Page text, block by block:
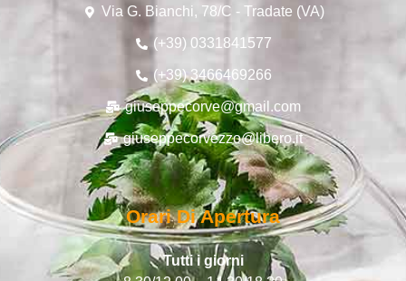
Via G. Bianchi, 78/C - Tradate (VA)
(+39) 0331841577
(+39) 3466469266
giuseppecorve@gmail.com
giuseppecorvezzo@libero.it
Orari Di Apertura
Tutti i giorni